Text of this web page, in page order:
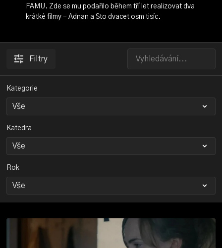
FAMU. Zde se mu podařilo během tří let realizovat dva
krátké filmy - Adnan a Sto dvacet osm tisíc.
Filtry
Kategorie
Katedra
Rok